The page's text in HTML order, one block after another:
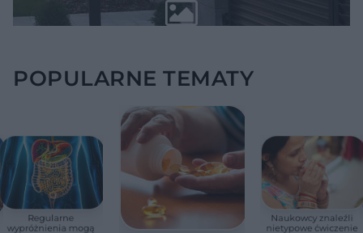
POPULARNE TEMATY
Regularne
wypróżnienia mogą
Naukowcy znaleźli
nietypowe ćwiczenie